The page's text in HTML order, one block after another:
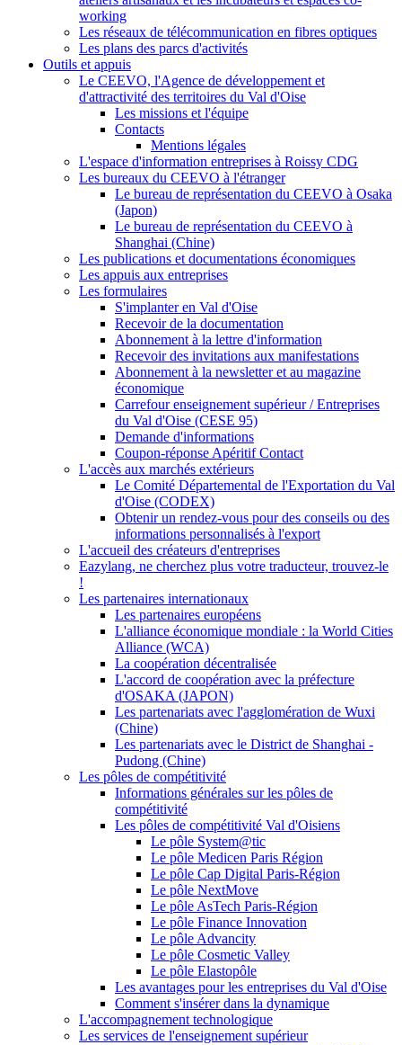
working
Les réseaux de télécommunication en fibres optiques
Les plans des parcs d'activités
Outils et appuis
Le CEEVO, l'Agence de développement et
d'attractivité des territoires du Val d'Oise
Les missions et l'équipe
Contacts
Mentions légales
L'espace d'information entreprises à Roissy CDG
Les bureaux du CEEVO à l'étranger
Le bureau de représentation du CEEVO à Osaka
(Japon)
Le bureau de représentation du CEEVO à
Shanghai (Chine)
Les publications et documentations économiques
Les appuis aux entreprises
Les formulaires
S'implanter en Val d'Oise
Recevoir de la documentation
Abonnement à la lettre d'information
Recevoir des invitations aux manifestations
Abonnement à la newsletter et au magazine
économique
Carrefour enseignement supérieur / Entreprises
du Val d'Oise (CESE 95)
Demande d'informations
Coupon-réponse Apéritif Contact
L'accès aux marchés extérieurs
Le Comité Départemental de l'Exportation du Val
d'Oise (CODEX)
Obtenir un rendez-vous pour des conseils ou des
informations personnalisés à l'export
L'accueil des créateurs d'entreprises
Eazylang, ne cherchez plus votre traducteur, trouvez-le
!
Les partenaires internationaux
Les partenaires européens
L'alliance économique mondiale : la World Cities
Alliance (WCA)
La coopération décentralisée
L'accord de coopération avec la préfecture
d'OSAKA (JAPON)
Les partenariats avec l'agglomération de Wuxi
(Chine)
Les partenariats avec le District de Shanghai -
Pudong (Chine)
Les pôles de compétitivité
Informations générales sur les pôles de
compétitivité
Les pôles de compétitivité Val d'Oisiens
Le pôle System@tic
Le pôle Medicen Paris Région
Le pôle Cap Digital Paris-Région
Le pôle NextMove
Le pôle AsTech Paris-Région
Le pôle Finance Innovation
Le pôle Advancity
Le pôle Cosmetic Valley
Le pôle Elastopôle
Les avantages pour les entreprises du Val d'Oise
Comment s'insérer dans la dynamique
L'accompagnement technologique
Les services de l'enseignement supérieur